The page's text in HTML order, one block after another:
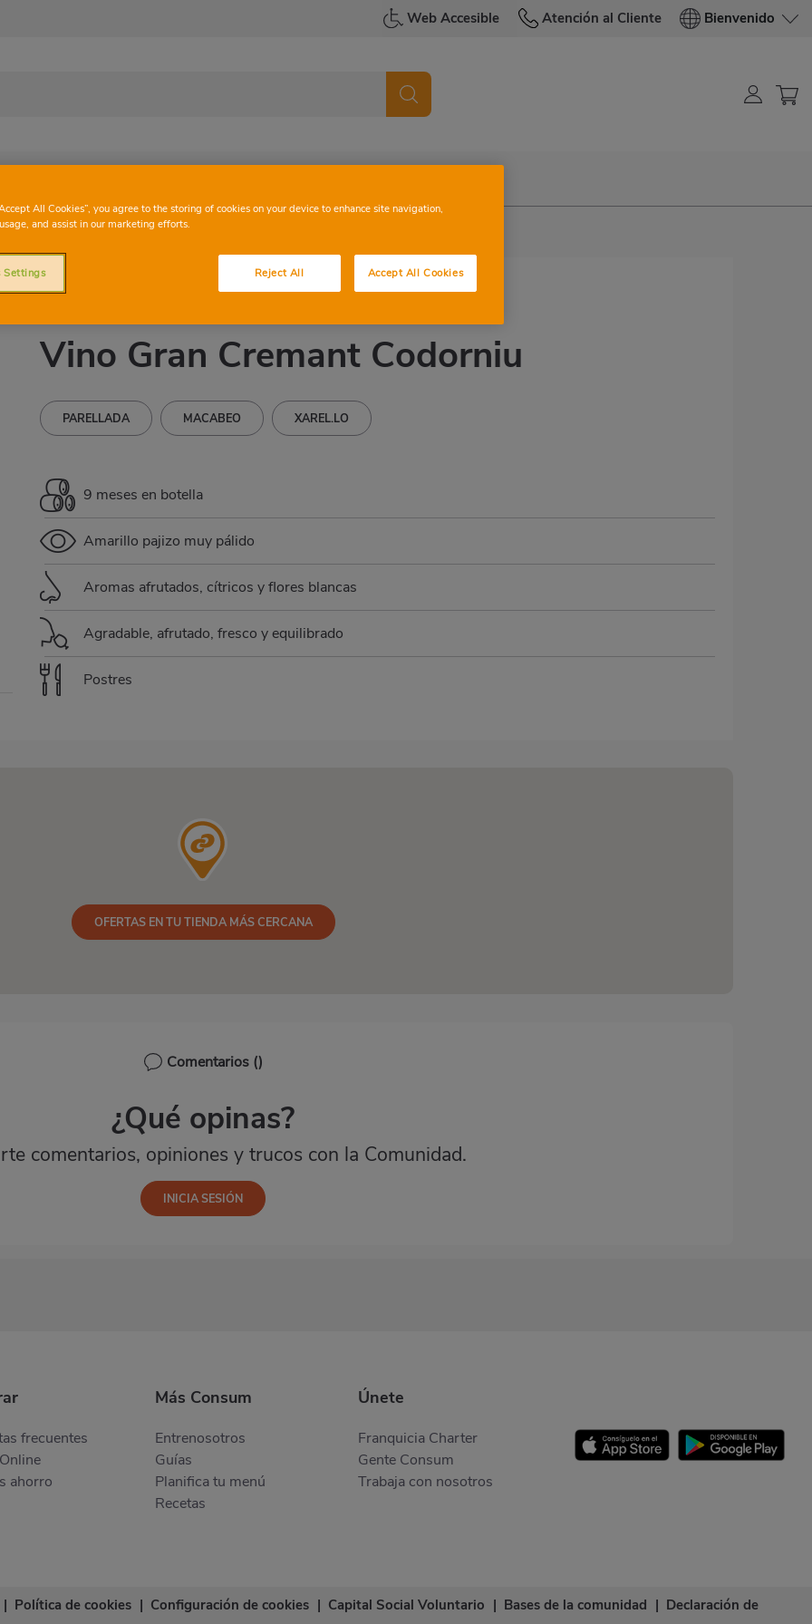
Web Accesible Atención al Cliente Bienvenido
Codorniu
Vino Gran Cremant Codorniu
PARELLADA MACABEO XAREL.LO
9 meses en botella
Amarillo pajizo muy pálido
Aromas afrutados, cítricos y flores blancas
Agradable, afrutado, fresco y equilibrado
Postres
OFERTAS EN TU TIENDA MÁS CERCANA
Comentarios ()
¿Qué opinas?
comentarios, opiniones y trucos con la Comunidad.
frecuentes
ahorro
Más Consum
Entrenosotros
Guías
Planifica tu menú
Recetas
Únete
Franquicia Charter
Gente Consum
Trabaja con nosotros
| Política de cookies | Configuración de cookies | Capital Social Voluntario | Bases de la comunidad | Declaración de
All Cookies”, you agree to the storing of cookies on your device to enhance site navigation,
and assist in our marketing efforts.
Reject All Accept All Cookies
Settings